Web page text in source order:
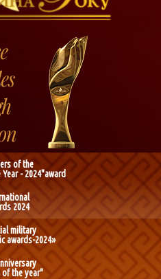
of the
- 2024"award
2024
military
awards-2024»
of the year"